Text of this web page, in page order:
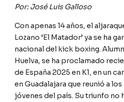
Por: José Luis Galloso
Con apenas 14 años, el
Lozano ‘El Matador’ ya se ha
nacional del kick boxing.
Huelva, se ha proclamado
de España 2025 en K1, en un
en Guadalajara que reunió a
jóvenes del país. Su triunfo no